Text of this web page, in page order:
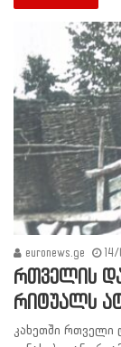
euronews.ge
რთველის
რიტუალს
კახეთში რთველი